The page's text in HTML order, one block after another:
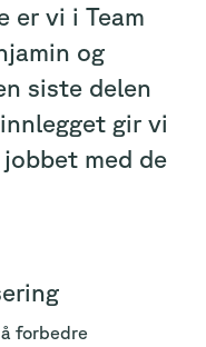
er vi i Team
og
siste delen
gir vi
med de
forbedre